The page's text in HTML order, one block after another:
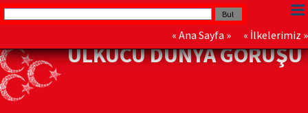
« Ana Sayfa » « İlkelerimiz »
ÜLKÜCÜ DÜNYA GÖRÜŞÜ